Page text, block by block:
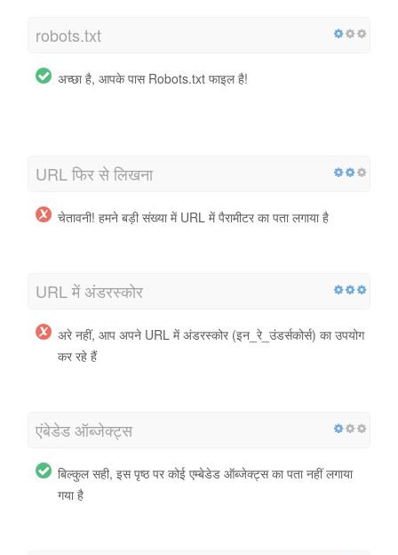
robots.txt
अच्छा है, आपके पास Robots.txt फाइल है!
URL फिर से लिखना
चेतावनी! हमने बड़ी संख्या में URL में पैरामीटर का पता लगाया है
URL में अंडरस्कोर
अरे नहीं, आप अपने URL में अंडरस्कोर (इन_रे_उंडर्सकोर्स) का उपयोग
कर रहे हैं
एंबेडेड ऑब्जेक्ट्स
बिल्कुल सही, इस पृष्ठ पर कोई एम्बेडेड ऑब्जेक्ट्स का पता नहीं लगाया
गया है